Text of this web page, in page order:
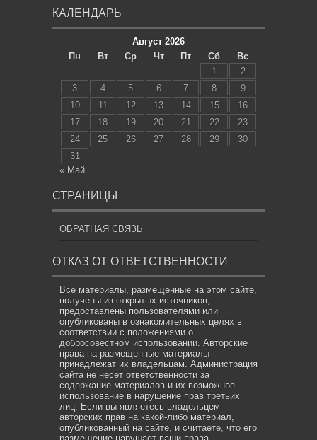
КАЛЕНДАРЬ
Август 2026
Пн
Вт Ср Чт Пт Сб
Вс
1
2
3
4 5 6 7 8
9
10
11 12 13 14 15
16
17
18 19 20 21 22
23
24
25 26 27 28 29
30
31
« Май
СТРАНИЦЫ
ОБРАТНАЯ СВЯЗЬ
ОТКАЗ ОТ ОТВЕТСТВЕННОСТИ
Все материалы, размещенные на этом сайте,
получены из открытых источников,
предоставлены пользователями или
опубликованы в ознакомительных целях в
соответствии с положениями о
добросовестном использовании. Авторские
права на размещенные материалы
принадлежат их владельцам. Администрация
сайта не несет ответственности за
содержание материалов и их возможное
использование в нарушение прав третьих
лиц. Если вы являетесь владельцем
авторских прав на какой-либо материал,
опубликованный на сайте, и считаете, что его